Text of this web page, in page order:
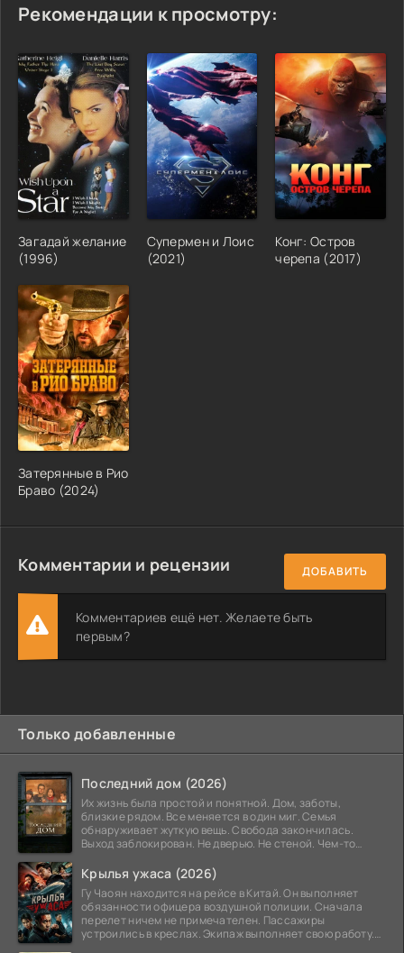
Рекомендации к просмотру:
Загадай желание
(1996)
Супермен и Лоис
(2021)
Конг: Остров
черепа (2017)
Затерянные в Рио
Браво (2024)
Комментарии и рецензии ДОБАВИТЬ
Комментариев ещё нет. Желаете быть
первым?
Только добавленные
Последний дом (2026)
Их жизнь была простой и понятной. Дом, заботы,
близкие рядом. Все меняется в один миг. Семья
обнаруживает жуткую вещь. Свобода закончилась.
Выход заблокирован. Не дверью. Не стеной. Чем-то
Крылья ужаса (2026)
Гу Чаоян находится на рейсе в Китай. Он выполняет
обязанности офицера воздушной полиции. Сначала
перелет ничем не примечателен. Пассажиры
устроились в креслах. Экипаж выполняет свою работу.